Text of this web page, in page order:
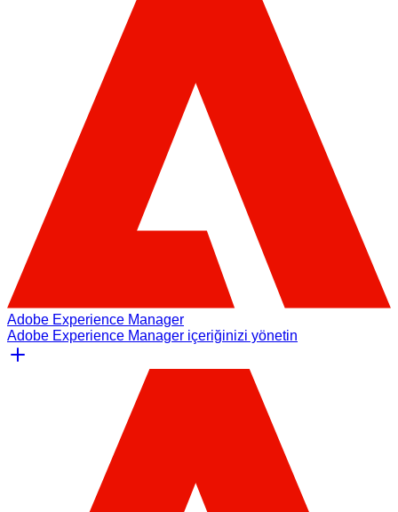
Adobe Experience Manager
Adobe Experience Manager içeriğinizi yönetin